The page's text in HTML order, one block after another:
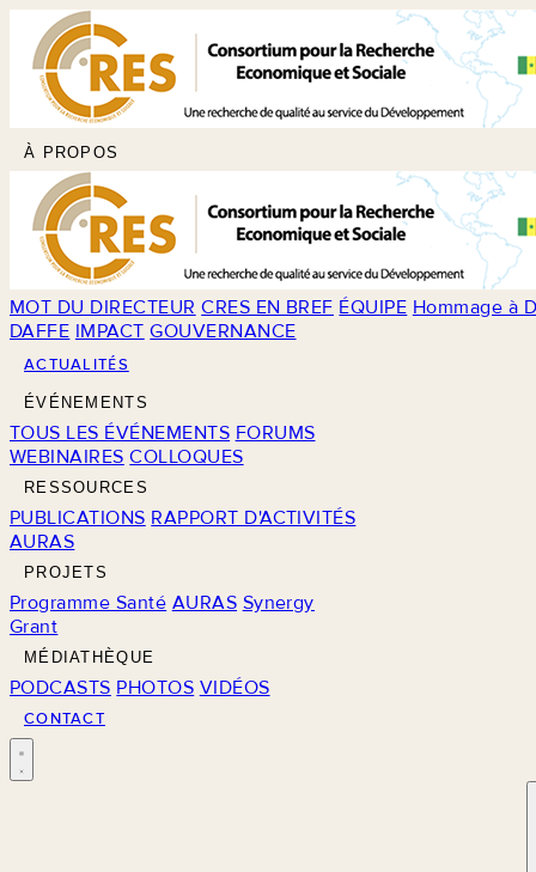
À PROPOS
MOT DU DIRECTEUR CRES EN BREF ÉQUIPE Hommage à
DAFFE IMPACT GOUVERNANCE
ACTUALITÉS
ÉVÉNEMENTS
TOUS LES ÉVÉNEMENTS FORUMS
WEBINAIRES COLLOQUES
RESSOURCES
PUBLICATIONS RAPPORT D'ACTIVITÉS
AURAS
PROJETS
Programme Santé AURAS Synergy
Grant
MÉDIATHÈQUE
PODCASTS PHOTOS VIDÉOS
CONTACT